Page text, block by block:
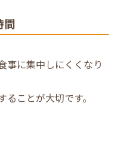
間
事に集中しにくくなり
ことが大切です。